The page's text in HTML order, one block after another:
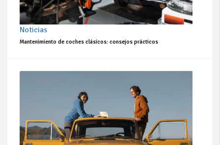
Noticias
Mantenimiento de coches clásicos: consejos prácticos